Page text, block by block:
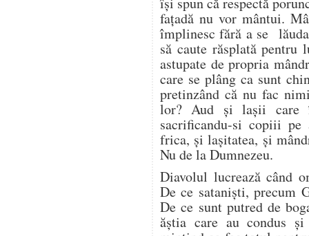
fațadă nu vor mântui.
împlinesc fără a se
să caute răsplată
astupate de propria
care se plâng ca sunt
pretinzând că nu fac
lor? Aud și lașii care
sacrificandu-si copiii
frica, și lașitatea, și
Nu de la Dumnezeu.
Diavolul lucrează când
De ce sataniști, precum
De ce sunt putred de
ăștia care au condus